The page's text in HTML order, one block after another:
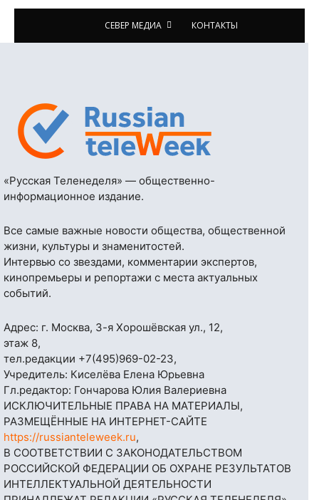
СЕВЕР МЕДИА КОНТАКТЫ
«Русская Теленеделя» — общественно-
информационное издание.
Все самые важные новости общества, общественной
жизни, культуры и знаменитостей.
Интервью со звездами, комментарии экспертов,
кинопремьеры и репортажи с места актуальных
событий.
Адрес: г. Москва, 3-я Хорошёвская ул., 12,
этаж 8,
тел.редакции +7(495)969-02-23,
Учредитель: Киселёва Елена Юрьевна
Гл.редактор: Гончарова Юлия Валериевна
ИСКЛЮЧИТЕЛЬНЫЕ ПРАВА НА МАТЕРИАЛЫ,
РАЗМЕЩЁННЫЕ НА ИНТЕРНЕТ-САЙТЕ
https://russianteleweek.ru,
В СООТВЕТСТВИИ С ЗАКОНОДАТЕЛЬСТВОМ
РОССИЙСКОЙ ФЕДЕРАЦИИ ОБ ОХРАНЕ РЕЗУЛЬТАТОВ
ИНТЕЛЛЕКТУАЛЬНОЙ ДЕЯТЕЛЬНОСТИ